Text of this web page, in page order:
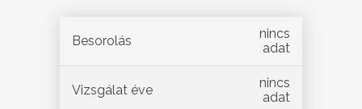
Besorolás
nincs
adat
Vizsgálat éve
nincs
adat